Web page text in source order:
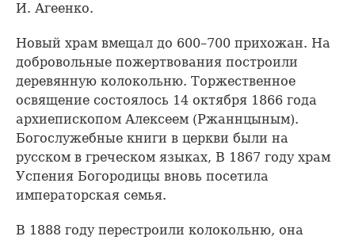
И. Агеенко.
Новый храм вмещал до 600–700 прихожан. На
добровольные пожертвования построили
деревянную колокольню. Торжественное
освящение состоялось 14 октября 1866 года
архиепископом Алексеем (Ржаннцыным).
Богослужебные книги в церкви были на
русском в греческом языках, В 1867 году храм
Успения Богородицы вновь посетила
императорская семья.
В 1888 году перестроили колокольню, она